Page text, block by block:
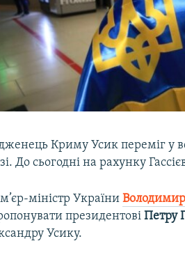
Криму Усик переміг у
До сьогодні на рахунку
міністр України
президентовіПетру
Усику.